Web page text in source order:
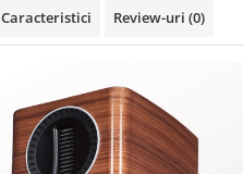
Caracteristici Review-uri (0)